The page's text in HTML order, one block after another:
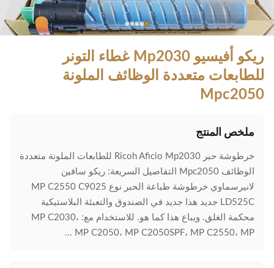
ريكو أفيسيو Mp2030 غطاء التونر
للطابعات متعددة الوظائف الملونة
Mpc2050
ملخص المنتج
خرطوشة حبر Ricoh Aficio Mp2030 للطابعات الملونة متعددة
الوظائف Mpc2050 التفاصيل السريعة: ريكو سافين
لانيرسماوي خرطوشة طباعة الحبر نوع MP C2550 C9025
LD525C جديد هذا جديد في الصندوق والتعبئة البلاستيكية
محكمة الغلق. ويباع هذا كما هو. للاستخدام مع: MP C2030،
MP C2050، MP C2050SPF، MP C2550، MP ...